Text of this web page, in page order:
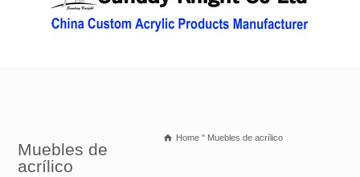
Muebles de
acrílico
Home " Muebles de acrílico